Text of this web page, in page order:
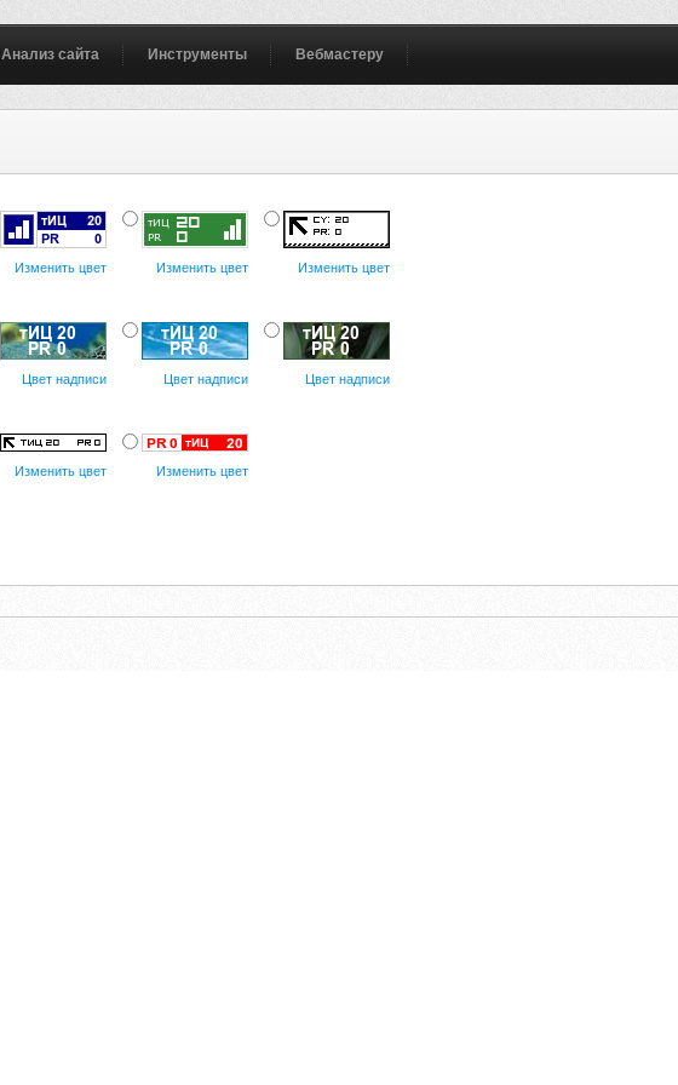
Анализ сайта Инструменты Вебмастеру
Изменить цвет Изменить цвет Изменить цвет
Цвет надписи Цвет надписи Цвет надписи
Изменить цвет Изменить цвет